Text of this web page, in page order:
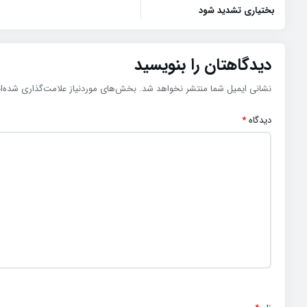
بختیاری تشدید شود
دیدگاهتان را بنویسید
نشانی ایمیل شما منتشر نخواهد شد. بخش‌های موردنیاز علامت‌گذاری
دیدگاه*